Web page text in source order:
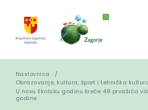
Naslovnica
Obrazovanje, kultura, šport i tehnička
U novu školsku godinu kreće 48 prvašića
godine